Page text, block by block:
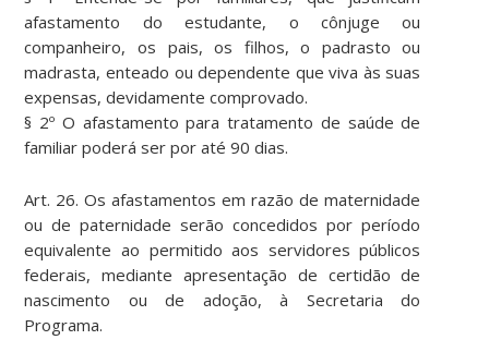
afastamento do estudante, o cônjuge ou
companheiro, os pais, os filhos, o padrasto ou
madrasta, enteado ou dependente que viva às suas
expensas, devidamente comprovado.
§ 2º O afastamento para tratamento de saúde de
familiar poderá ser por até 90 dias.
Art. 26. Os afastamentos em razão de maternidade
ou de paternidade serão concedidos por período
equivalente ao permitido aos servidores públicos
federais, mediante apresentação de certidão de
nascimento ou de adoção, à Secretaria do
Programa.